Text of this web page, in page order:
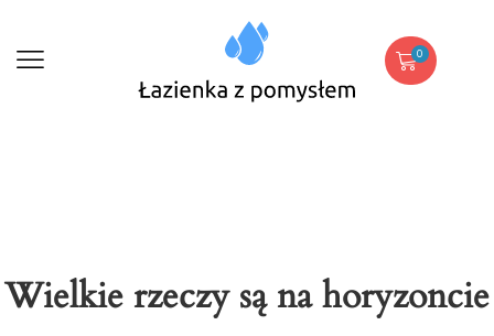
0
Wielkie rzeczy są na horyzoncie